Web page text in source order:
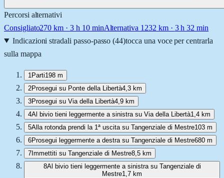
Percorsi alternativi
Consigliato270 km ·3 h 10 minAlternativa 1 232 km · 3 h 32 min
Indicazioni stradali passo-passo (44)tocca una voce per centrarla
sulla mappa
1 Parti198 m
2Prosegui su Ponte della Libertà4,3 km
3Prosegui su Via della Libertà4,9 km
4Al bivio tieni leggermente a sinistra su Via della Libertà1,4 km
5Alla rotonda prendi la 1ª uscita su Tangenziale di Mestre103 m
6Prosegui leggermente a destra su Tangenziale di Mestre680 m
7Immettiti su Tangenziale di Mestre8,5 km
8Al bivio tieni leggermente a sinistra su Tangenziale di
Mestre1,7 km